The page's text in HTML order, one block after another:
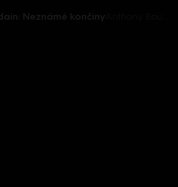
Neznámé končiny